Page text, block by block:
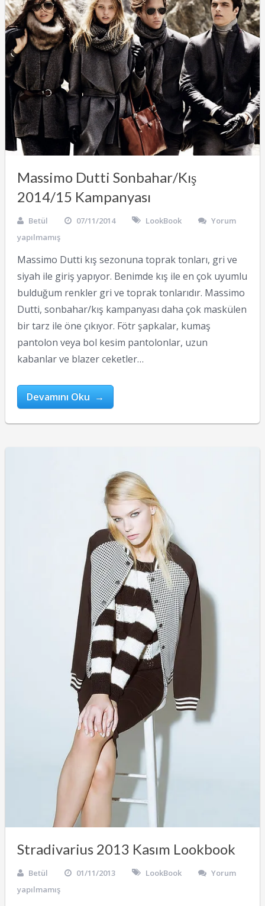
Massimo Dutti Sonbahar/Kış
2014/15 Kampanyası
Betül 07/11/2014 LookBook
Yorum
yapılmamış
Massimo Dutti kış sezonuna toprak tonları, gri ve
siyah ile giriş yapıyor. Benimde kış ile en çok uyumlu
bulduğum renkler gri ve toprak tonlarıdır. Massimo
Dutti, sonbahar/kış kampanyası daha çok maskülen
bir tarz ile öne çıkıyor. Fötr şapkalar, kumaş
pantolon veya bol kesim pantolonlar, uzun
kabanlar ve blazer ceketler…
Devamını Oku →
Stradivarius 2013 Kasım Lookbook
Betül 01/11/2013 LookBook
Yorum
yapılmamış